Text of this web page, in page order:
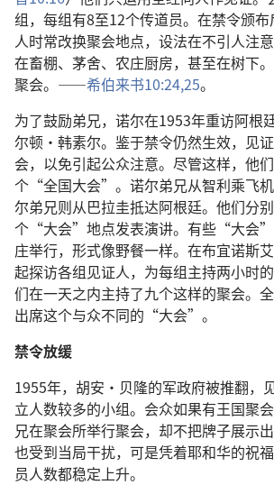
组，每组有8至12个传道员。在禁令颁
人时常改换聚会地点，设法在不引人注
在畜棚、茅舍、农庄厨房，甚至在树下
聚会。——希伯来书10:24,25。
为了鼓励弟兄，诺尔在1953年重访阿根
尔顿·韩素尔。鉴于禁令仍然生效，见
会，以免引起公众注意。尽管这样，他
个“全国大会”。诺尔弟兄从智利乘飞
尔弟兄则从巴拉圭抵达阿根廷。他们分
个“大会”地点发表演讲。有些“大会”
庄举行，形式像野餐一样。在布宜诺斯
起探访各组见证人，为每组主持两小时
们在一天之内主持了九个这样的聚会。
出席这个与众不同的“大会”。
禁令放缓
1955年，胡安·贝隆的军政府被推翻，
立人数较多的小组。会众如果有王国聚
兄在聚会所举行聚会，却不把牌子展示
也受到当局干扰，可是凭着耶和华的祝
员人数都稳定上升。